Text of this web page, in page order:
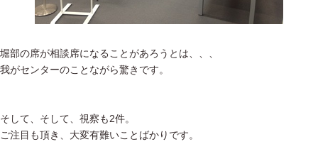
堀部の席が相談席になることがあろうとは、、、
我がセンターのことながら驚きです。
そして、そして、視察も2件。
ご注目も頂き、大変有難いことばかりです。